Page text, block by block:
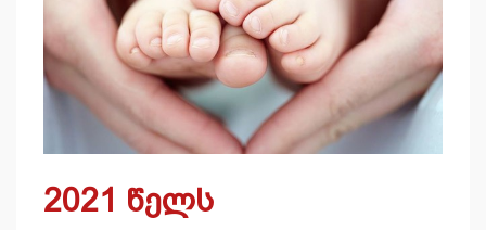
2021 წელს